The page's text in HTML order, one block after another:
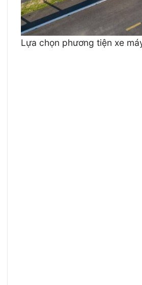
Lựa chọn phương tiện xe